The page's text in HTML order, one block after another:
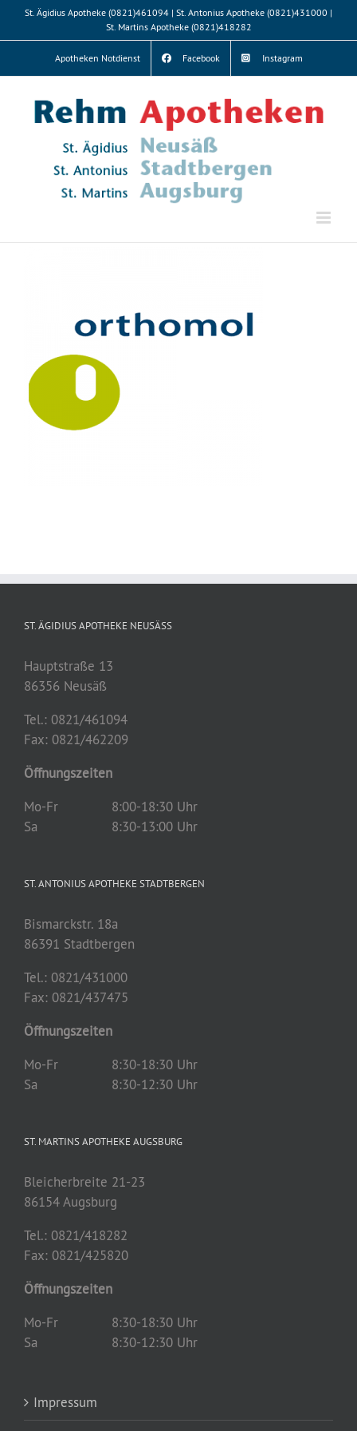
St. Ägidius Apotheke (0821)461094 | St. Antonius Apotheke (0821)431000 |
St. Martins Apotheke (0821)418282
Apotheken Notdienst Facebook Instagram
ST. ÄGIDIUS APOTHEKE NEUSÄSS
Hauptstraße 13
86356 Neusäß
Tel.: 0821/461094
Fax: 0821/462209
Öffnungszeiten
Mo-Fr
8:00-18:30 Uhr
Sa
8:30-13:00 Uhr
ST. ANTONIUS APOTHEKE STADTBERGEN
Bismarckstr. 18a
86391 Stadtbergen
Tel.: 0821/431000
Fax: 0821/437475
Öffnungszeiten
Mo-Fr
8:30-18:30 Uhr
Sa
8:30-12:30 Uhr
ST. MARTINS APOTHEKE AUGSBURG
Bleicherbreite 21-23
86154 Augsburg
Tel.: 0821/418282
Fax: 0821/425820
Öffnungszeiten
Mo-Fr
8:30-18:30 Uhr
Sa
8:30-12:30 Uhr
Impressum